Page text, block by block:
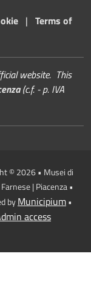
| Terms of
website. This
(c.f. - p. IVA
© 2026 • Musei di
| Piacenza •
byMunicipium•
access